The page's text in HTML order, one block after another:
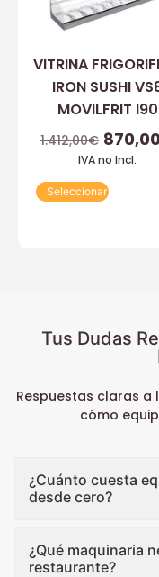
VITRINA
IRON SUSHI
MOVILFRIT I90
1.412,00€ 870,00
IVA no Incl.
Seleccionar
Tus Dudas
Respuestas claras
cómo
¿Cuánto cuesta
desde cero?
¿Qué maquinaria
restaurante?